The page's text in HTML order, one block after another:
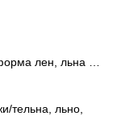
лен, льна …
тельна, льно,